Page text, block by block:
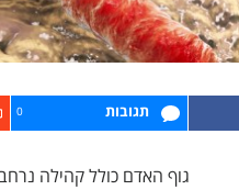
תגובות 0
גוף האדם כולל קהילה